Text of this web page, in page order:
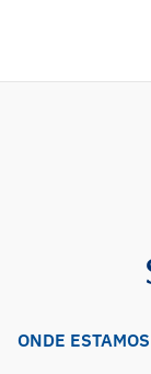
ONDE ESTAMOS